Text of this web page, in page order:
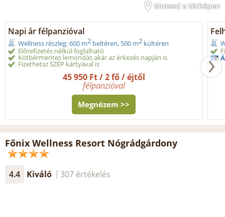
Mutasd a térképen
Napi ár félpanzióval
Wellness részleg: 600 m2 beltéren, 500 m2 kültéren
Előrefizetés nélkül foglalható
Kötbérmentes lemondás akár az érkezés napján is
Fizethetsz SZÉP kártyával is
45 950 Ft / 2 fő / éjtől
félpanzióval
Megnézem >>
Főnix Wellness Resort Nógrádgárdony
4.4 Kiváló 307 értékelés